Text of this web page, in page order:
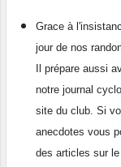
Grace à
jour de nos
Il prépare aussi
notre journal
site du club. Si
anecdotes vous
des articles sur